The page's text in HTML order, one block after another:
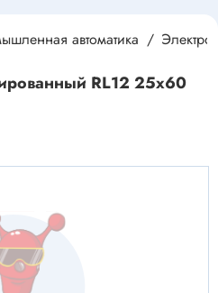
автоматика
RL12 25х60